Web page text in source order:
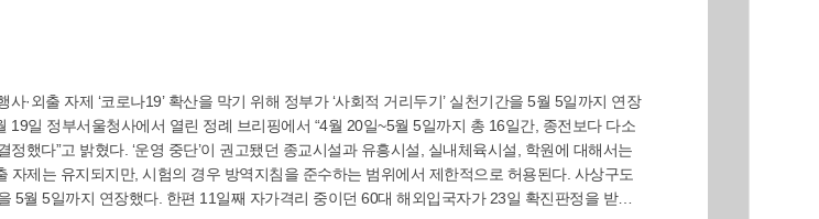
’ 실천기간을 5월 5일까지 연장
흥시설, 실내체육시설, 학원에 대해서는
이던 60대 해외입국자가 23일 확진판정을 받아